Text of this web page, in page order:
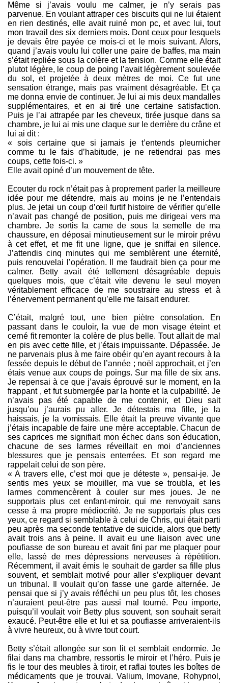
Même si j’avais voulu me calmer, je n’y serais pas
parvenue. En voulant attraper ces biscuits qui ne lui étaient
en rien destinés, elle avait ruiné mon pc, et avec lui, tout
mon travail des six derniers mois. Dont ceux pour lesquels
je devais être payée ce mois-ci et le mois suivant. Alors,
quand j’avais voulu lui coller une paire de baffes, ma main
s’était repliée sous la colère et la tension. Comme elle était
plutot légère, le coup de poing l’avait légèrement soulevée
du sol, et projetée à deux mètres de moi. Ce fut une
sensation étrange, mais pas vraiment désagréable. Et ça
me donna envie de continuer. Je lui ai mis deux mandalles
supplémentaires, et en ai tiré une certaine satisfaction.
Puis je l’ai attrapée par les cheveux, tirée jusque dans sa
chambre, je lui ai mis une claque sur le derrière du crâne et
lui ai dit :
« sois certaine que si jamais je t’entends pleurnicher
comme tu le fais d’habitude, je ne retiendrai pas mes
coups, cette fois-ci. »
Elle avait opiné d’un mouvement de tête.
Ecouter du rock n’était pas à proprement parler la meilleure
idée pour me détendre, mais au moins je ne l’entendais
plus. Je jetai un coup d’œil furtif histoire de vérifier qu’elle
n’avait pas changé de position, puis me dirigeai vers ma
chambre. Je sortis la came de sous la semelle de ma
chaussure, en déposai minutieusement sur le miroir prévu
à cet effet, et me fit une ligne, que je sniffai en silence.
J’attendis cinq minutes qui me semblèrent une éternité,
puis renouvelai l’opération. Il me faudrait bien ça pour me
calmer. Betty avait été tellement désagréable depuis
quelques mois, que c’était vite devenu le seul moyen
véritablement efficace de me soustraire au stress et à
l’énervement permanent qu’elle me faisait endurer.
C’était, malgré tout, une bien piètre consolation. En
passant dans le couloir, la vue de mon visage éteint et
cerné fit remonter la colère de plus belle. Tout allait de mal
en pis avec cette fille, et j’étais impuissante. Dépassée. Je
ne parvenais plus à me faire obéir qu’en ayant recours à la
fessée depuis le début de l’année ; noël approchait, et j’en
étais venue aux coups de poings. Sur ma fille de six ans.
Je repensai à ce que j’avais éprouvé sur le moment, en la
frappant , et fut submergée par la honte et la culpabilité. Je
n’avais pas été capable de me contenir, et Dieu sait
jusqu’ou j’aurais pu aller. Je détestais ma fille, je la
haissais, je la vomissais. Elle était la preuve vivante que
j’étais incapable de faire une mère acceptable. Chacun de
ses caprices me signifiait mon échec dans son éducation,
chacune de ses larmes réveillait en moi d’anciennes
blessures que je pensais enterrées. Et son regard me
rappelait celui de son père.
« A travers elle, c’est moi que je déteste », pensai-je. Je
sentis mes yeux se mouiller, ma vue se troubla, et les
larmes commencèrent à couler sur mes joues. Je ne
supportais plus cet enfant-miroir, qui me renvoyait sans
cesse à ma propre médiocrité. Je ne supportais plus ces
yeux, ce regard si semblable à celui de Chris, qui était parti
peu après ma seconde tentative de suicide, alors que betty
avait trois ans à peine. Il avait eu une liaison avec une
poufiasse de son bureau et avait fini par me plaquer pour
elle, lassé de mes dépressions nerveuses à répétition.
Récemment, il avait émis le souhait de garder sa fille plus
souvent, et semblait motivé pour aller s’expliquer devant
un tribunal. Il voulait qu’on fasse une garde alternée. Je
pensai que si j’y avais réfléchi un peu plus tôt, les choses
n’auraient peut-être pas aussi mal tourné. Peu importe,
puisqu’il voulait voir Betty plus souvent, son souhait serait
exaucé. Peut-être elle et lui et sa poufiasse arriveraient-ils
à vivre heureux, ou à vivre tout court.
Betty s’était allongée sur son lit et semblait endormie. Je
filai dans ma chambre, ressortis le miroir et l’héro. Puis je
fis le tour des meubles à tiroir, et raflai toutes les boîtes de
médicaments que je trouvai. Valium, Imovane, Rohypnol,